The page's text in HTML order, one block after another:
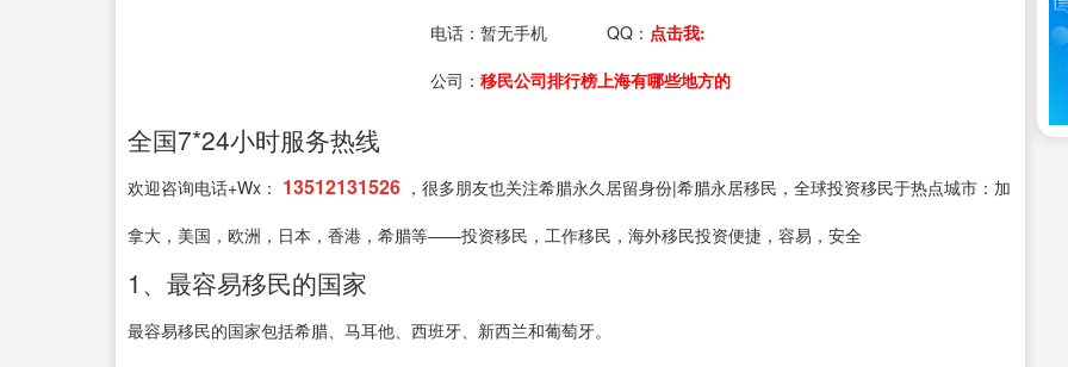
电话：暂无手机 QQ： 点击我:
公司：移民公司排行榜上海有哪些地方的
全国7*24小时服务热线
欢迎咨询电话+Wx： 13512131526 ，很多朋友也关注希腊永久居留身份|希腊永居移民，全球投资移民于热点城市：加
拿大，美国，欧洲，日本，香港，希腊等——投资移民，工作移民，海外移民投资便捷，容易，安全
1、最容易移民的国家
最容易移民的国家包括希腊、马耳他、西班牙、新西兰和葡萄牙。